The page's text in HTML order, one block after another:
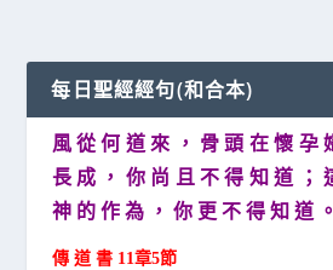
每日聖經經句(和合本)
風 從 何 道 來 ， 骨 頭 在 懷 孕
長 成 ， 你 尚 且 不 得 知 道 ；
神 的 作 為 ， 你 更 不 得 知 道 。
傳 道 書 11章5節